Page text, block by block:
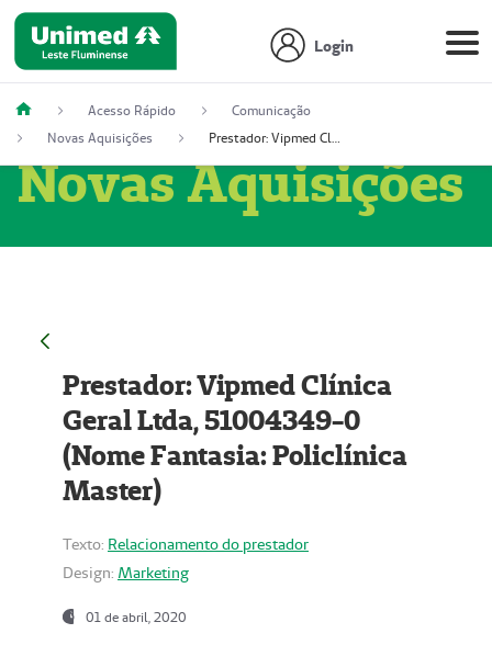
Login
Acesso Rápido
Comunicação
Novas Aquisições
Prestador: Vipmed Clínica Geral Ltda, 51004349-0 (Nome Fantasia: Policlínica Master)
Novas Aquisições
Prestador: Vipmed Clínica
Geral Ltda, 51004349-0
(Nome Fantasia: Policlínica
Master)
Texto: Relacionamento do prestador
Design: Marketing
01 de abril, 2020